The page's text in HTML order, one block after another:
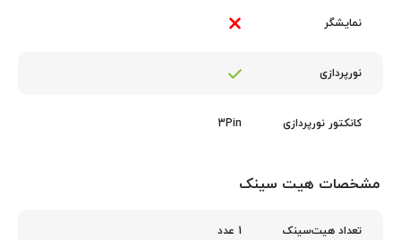
نمایشگر
نورپردازی
کانکتور نورپردازی 3Pin
مشخصات هیت سینک
تعداد هیت‌سینک 1 عدد